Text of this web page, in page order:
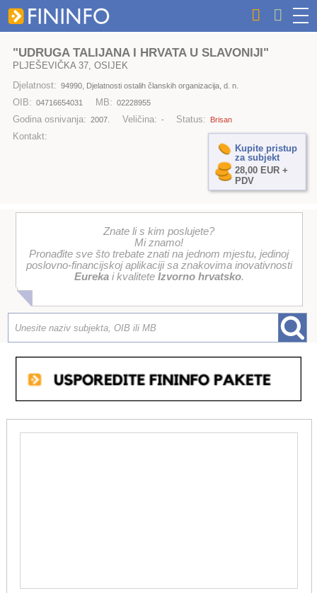
"UDRUGA TALIJANA I HRVATA U SLAVONIJI"
PLJEŠEVIČKA 37, OSIJEK
Djelatnost: 94990, Djelatnosti ostalih članskih organizacija, d. n.
OIB: 04716654031 MB: 02228955
Godina osnivanja: 2007. Veličina: - Status: Brisan
Kontakt:
Kupite pristup
za subjekt
28,00 EUR +
PDV
Znate li s kim poslujete?
Mi znamo!
Pronađite sve što trebate znati na jednom mjestu, jedinoj
poslovno-financijskoj aplikaciji sa znakovima inovativnosti
Eurekai kvalitete Izvorno hrvatsko.